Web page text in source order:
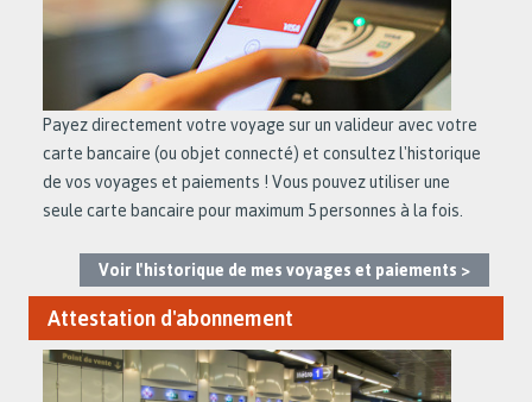
Payez directement votre voyage sur un valideur avec votre
carte bancaire (ou objet connecté) et consultez l'historique
de vos voyages et paiements ! Vous pouvez utiliser une
seule carte bancaire pour maximum 5 personnes à la fois.
Voir l'historique de mes voyages et paiements >
Attestation d'abonnement